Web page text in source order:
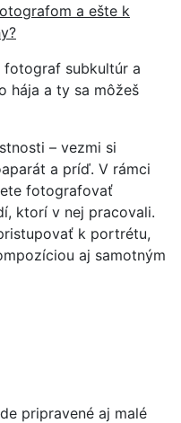
a ešte k
fotograf subkultúr a
hája a ty sa môžeš
– vezmi si
a príď. V rámci
fotografovať
ktorí v nej pracovali.
k portrétu,
aj samotným
pripravené aj malé